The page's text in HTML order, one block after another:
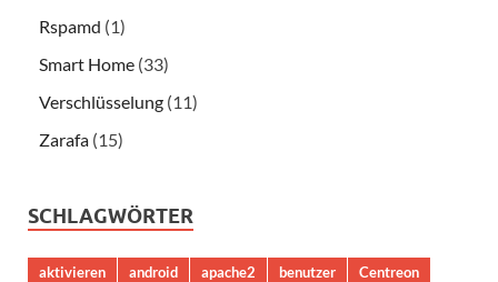
Rspamd (1)
Smart Home (33)
Verschlüsselung (11)
Zarafa (15)
SCHLAGWÖRTER
aktivieren android apache2 benutzer
Centreon